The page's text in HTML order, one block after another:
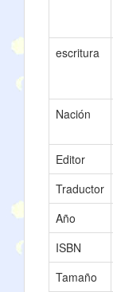
escritura
Nación
Editor
Traductor
Año
ISBN
Tamaño